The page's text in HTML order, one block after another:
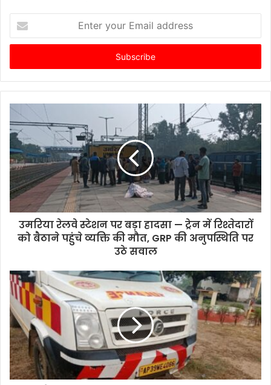
your
Email
उमरिया रेलवे स्टेशन पर बड़ा हादसा — ट्रेन में रिश्तेदारों
को बैठाने पहुंचे व्यक्ति की मौत, GRP की अनुपस्थिति पर
उठे सवाल